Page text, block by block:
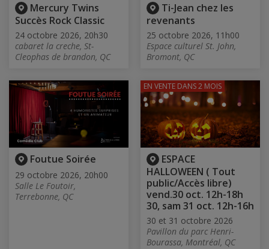
Mercury Twins
Succès Rock Classic
24 octobre 2026, 20h30
cabaret la creche, St-
Cleophas de brandon, QC
Ti-Jean chez les
revenants
25 octobre 2026, 11h00
Espace culturel St. John,
Bromont, QC
Foutue Soirée
29 octobre 2026, 20h00
Salle Le Foutoir,
Terrebonne, QC
ESPACE
HALLOWEEN ( Tout
public/Accès libre)
vend.30 oct. 12h-18h
30, sam 31 oct. 12h-16h
30 et 31 octobre 2026
Pavillon du parc Henri-
Bourassa, Montréal, QC
EN VENTE DANS 2 MOIS